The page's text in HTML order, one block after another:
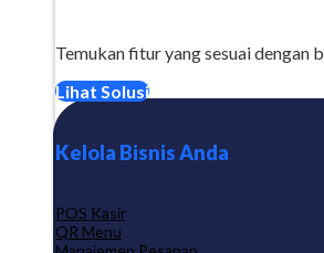
Temukan fitur yang sesuai dengan
Lihat Solusi
Kelola Bisnis Anda
POS Kasir
QR Menu